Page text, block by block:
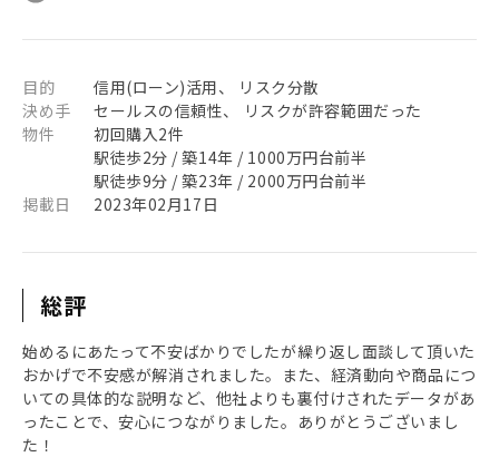
目的
信用(ローン)活用、 リスク分散
決め手
セールスの信頼性、 リスクが許容範囲だった
物件
初回購入2件
駅徒歩2分 / 築14年 / 1000万円台前半
駅徒歩9分 / 築23年 / 2000万円台前半
掲載日
2023年02月17日
総評
始めるにあたって不安ばかりでしたが繰り返し面談して頂いた
おかげで不安感が解消されました。また、経済動向や商品につ
いての具体的な説明など、他社よりも裏付けされたデータがあ
ったことで、安心につながりました。ありがとうございまし
た！